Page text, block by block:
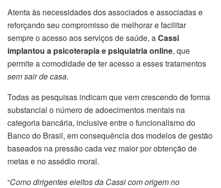
Atenta às necessidades dos associados e associadas e
reforçando seu compromisso de melhorar e facilitar
sempre o acesso aos serviços de saúde, aCassi
implantou a psicoterapia e psiquiatria online, que
permite a comodidade de ter acesso a esses tratamentos
sem sair de casa.
Todas as pesquisas indicam que vem crescendo de forma
substancial o número de adoecimentos mentais na
categoria bancária, inclusive entre o funcionalismo do
Banco do Brasil, em consequência dos modelos de gestão
baseados na pressão cada vez maior por obtenção de
metas e no assédio moral.
“Como dirigentes eleitos da Cassi com origem no